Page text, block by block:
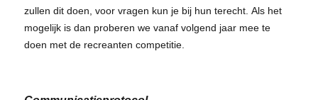
zullen dit doen, voor vragen kun je bij hun terecht. Als het
mogelijk is dan proberen we vanaf volgend jaar mee te
doen met de recreanten competitie.